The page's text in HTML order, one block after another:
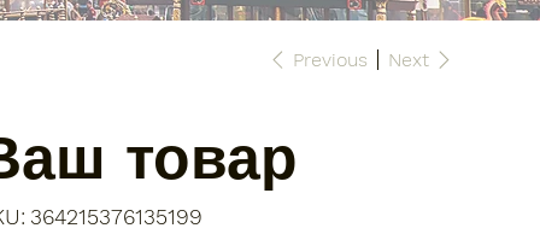
Previous Next
товар
SKU
364215376135199
364215376135199